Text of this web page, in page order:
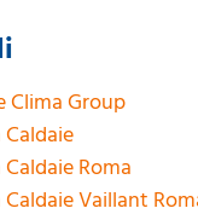
Clima Group
Roma
Vaillant